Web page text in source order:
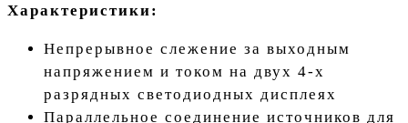
Характеристики:
Непрерывное слежение за выходным
напряжением и током на двух 4-х
разрядных светодиодных дисплеях
Параллельное соединение источников для